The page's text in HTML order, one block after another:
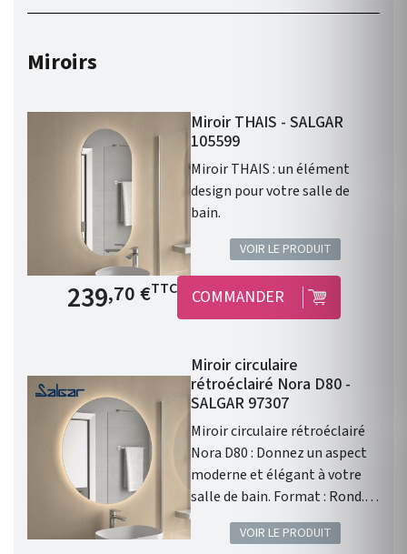
Miroirs
Miroir THAIS - SALGAR
105599
Miroir THAIS : un élément
design pour votre salle de
bain.
VOIR LE PRODUIT
Prix de base
239,70 €TTC COMMANDER
Miroir circulaire
rétroéclairé Nora D80 -
SALGAR 97307
Miroir circulaire rétroéclairé
Nora D80 : Donnez un aspect
moderne et élégant à votre
salle de bain. Format : Rond.
Diamètre : 800mm. Épaisseur :
28mm. Éclairage : Led faible VOIR LE PRODUIT